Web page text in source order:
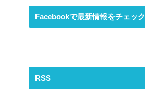
Facebookで最新情報をチェック
RSS